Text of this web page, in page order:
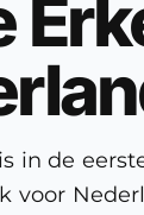
in de
voor